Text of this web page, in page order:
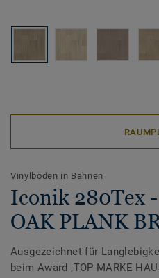
Vinylböden in Bahnen
Iconik 280Tex
OAK PLANK
Ausgezeichnet für
beim Award ‚TOP MARKE